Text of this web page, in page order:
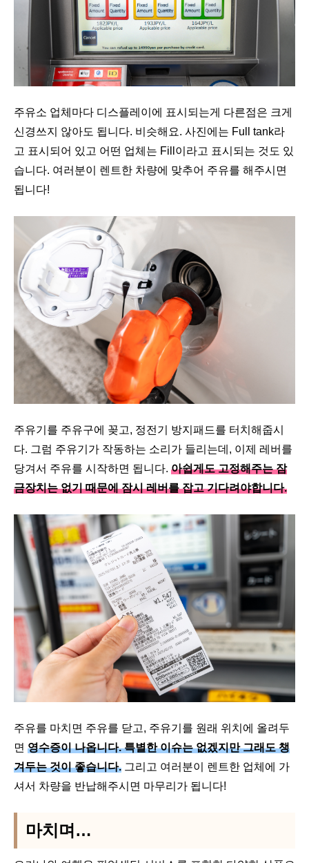
주유소 업체마다 디스플레이에 표시되는게 다른점은 크게
신경쓰지 않아도 됩니다. 비슷해요. 사진에는 Full tank라
고 표시되어 있고 어떤 업체는 Fill이라고 표시되는 것도 있
습니다. 여러분이 렌트한 차량에 맞추어 주유를 해주시면
됩니다!
주유기를 주유구에 꽂고, 정전기 방지패드를 터치해줍시
다. 그럼 주유기가 작동하는 소리가 들리는데, 이제 레버를
당겨서 주유를 시작하면 됩니다. 아쉽게도 고정해주는 잠
금장치는 없기 때문에 잠시 레버를 잡고 기다려야합니다.
주유를 마치면 주유를 닫고, 주유기를 원래 위치에 올려두
면 영수증이 나옵니다. 특별한 이슈는 없겠지만 그래도 챙
겨두는 것이 좋습니다. 그리고 여러분이 렌트한 업체에 가
셔서 차량을 반납해주시면 마무리가 됩니다!
마치며…